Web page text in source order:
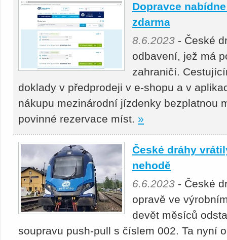
Dopravce
zdarma
8.6.2023 - České
odbavení, jež má
zahraničí.
doklady v předprodeji v e-shopu a v
nákupu mezinárodní jízdenky bezplatnou
povinné rezervace míst. »
České dráhy
nehodě
6.6.2023 - České
opravě ve
devět měsíců
soupravu push-pull s číslem 002. Ta nyní